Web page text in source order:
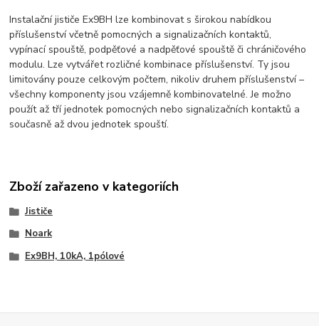
Instalační jističe Ex9BH lze kombinovat s širokou nabídkou
příslušenství včetně pomocných a signalizačních kontaktů,
vypínací spouště, podpěťové a nadpěťové spouště či chráničového
modulu. Lze vytvářet rozličné kombinace příslušenství. Ty jsou
limitovány pouze celkovým počtem, nikoliv druhem příslušenství –
všechny komponenty jsou vzájemně kombinovatelné. Je možno
použít až tří jednotek pomocných nebo signalizačních kontaktů a
současně až dvou jednotek spouští.
Zboží zařazeno v kategoriích
Jističe
Noark
Ex9BH, 10kA, 1pólové